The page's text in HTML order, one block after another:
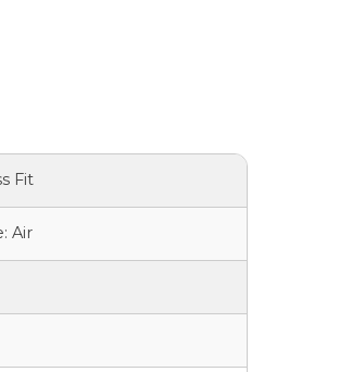
Fit
Air